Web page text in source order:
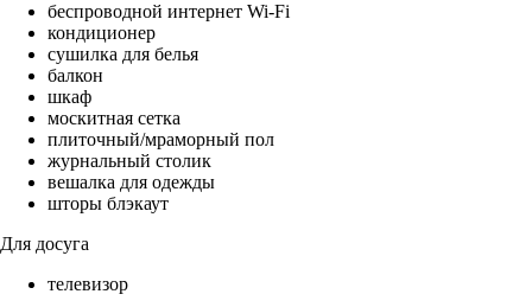
беспроводной интернет Wi-Fi
кондиционер
сушилка для белья
балкон
шкаф
москитная сетка
плиточный/мраморный пол
журнальный столик
вешалка для одежды
шторы блэкаут
Для досуга
телевизор